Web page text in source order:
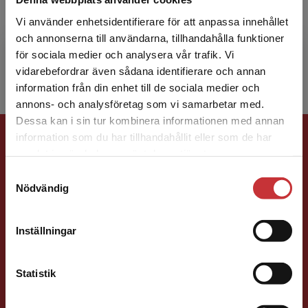
Vi använder enhetsidentifierare för att anpassa innehållet
och annonserna till användarna, tillhandahålla funktioner
för sociala medier och analysera vår trafik. Vi
vidarebefordrar även sådana identifierare och annan
information från din enhet till de sociala medier och
annons- och analysföretag som vi samarbetar med.
Dessa kan i sin tur kombinera informationen med annan
information som du har tillhandahållit eller som de har
Nödvändig
Inställningar
Statistik
Begränsad fraktregion
Det verkar som att du besöker
studentlitteratur.se via en enhet utanför Sverige.
Vi erbjuder inte leveranser utanför Sverige. För
att kunna slutföra ett köp måste
Anne Marie Mork Rokstad är legitimerad
sjuksköterska. Hon är postdoktor vid Nasjonal
kompetansetjeneste for aldring og helse och
förste amanuens vi...
Förlagskontakt
Medicin, Omvårdnads- och Vårdvetenskap